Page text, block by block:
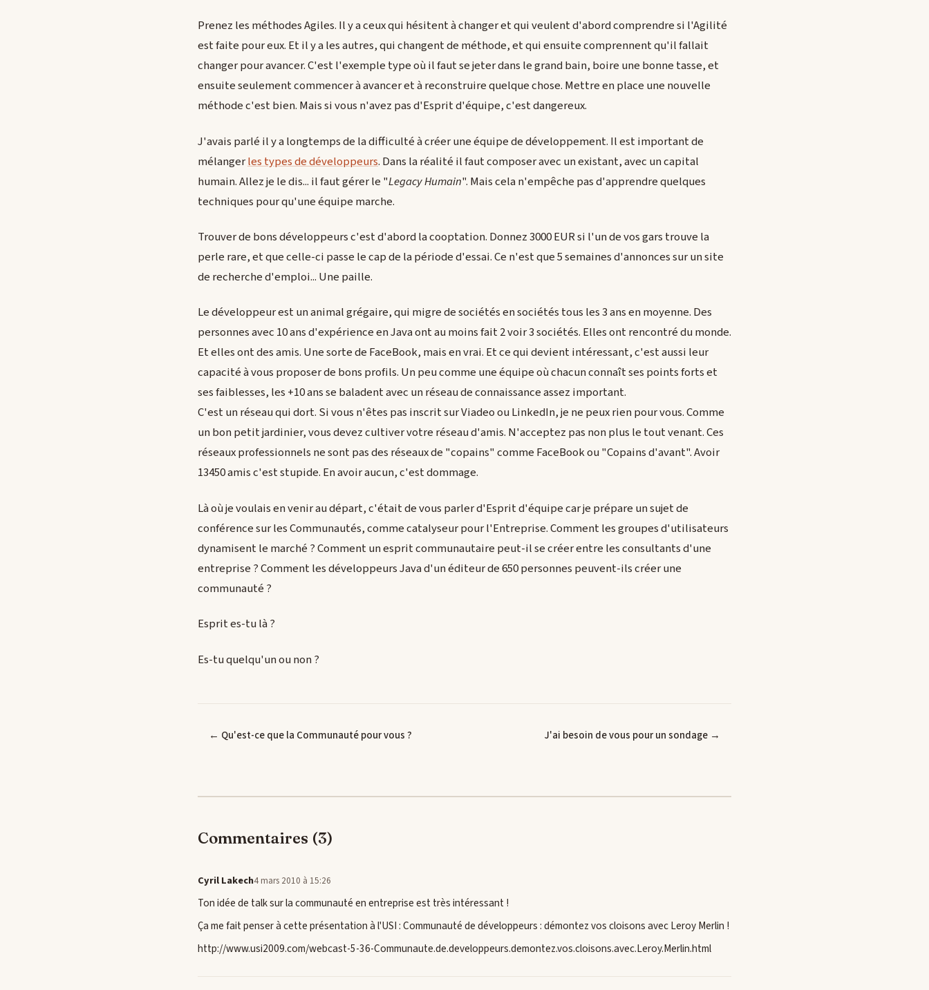
Prenez les méthodes Agiles. Il y a ceux qui hésitent à changer et qui veulent d'abord comprendre si l'Agilité
est faite pour eux. Et il y a les autres, qui changent de méthode, et qui ensuite comprennent qu'il fallait
changer pour avancer. C'est l'exemple type où il faut se jeter dans le grand bain, boire une bonne tasse, et
ensuite seulement commencer à avancer et à reconstruire quelque chose. Mettre en place une nouvelle
méthode c'est bien. Mais si vous n'avez pas d'Esprit d'équipe, c'est dangereux.
J'avais parlé il y a longtemps de la difficulté à créer une équipe de développement. Il est important de
mélangerles types de développeurs. Dans la réalité il faut composer avec un existant, avec un capital
humain. Allez je le dis... il faut gérer le "Legacy Humain". Mais cela n'empêche pas d'apprendre quelques
techniques pour qu'une équipe marche.
Trouver de bons développeurs c'est d'abord la cooptation. Donnez 3000 EUR si l'un de vos gars trouve la
perle rare, et que celle-ci passe le cap de la période d'essai. Ce n'est que 5 semaines d'annonces sur un site
de recherche d'emploi... Une paille.
Le développeur est un animal grégaire, qui migre de sociétés en sociétés tous les 3 ans en moyenne. Des
personnes avec 10 ans d'expérience en Java ont au moins fait 2 voir 3 sociétés. Elles ont rencontré du monde.
Et elles ont des amis. Une sorte de FaceBook, mais en vrai. Et ce qui devient intéressant, c'est aussi leur
capacité à vous proposer de bons profils. Un peu comme une équipe où chacun connaît ses points forts et
ses faiblesses, les +10 ans se baladent avec un réseau de connaissance assez important.
C'est un réseau qui dort. Si vous n'êtes pas inscrit sur Viadeo ou LinkedIn, je ne peux rien pour vous. Comme
un bon petit jardinier, vous devez cultiver votre réseau d'amis. N'acceptez pas non plus le tout venant. Ces
réseaux professionnels ne sont pas des réseaux de "copains" comme FaceBook ou "Copains d'avant". Avoir
13450 amis c'est stupide. En avoir aucun, c'est dommage.
Là où je voulais en venir au départ, c'était de vous parler d'Esprit d'équipe car je prépare un sujet de
conférence sur les Communautés, comme catalyseur pour l'Entreprise. Comment les groupes d'utilisateurs
dynamisent le marché ? Comment un esprit communautaire peut-il se créer entre les consultants d'une
entreprise ? Comment les développeurs Java d'un éditeur de 650 personnes peuvent-ils créer une
communauté ?
Esprit es-tu là ?
Es-tu quelqu'un ou non ?
← Qu'est-ce que la Communauté pour vous ? J'ai besoin de vous pour un sondage →
Commentaires (3)
Cyril Lakech4 mars 2010 à 15:26
Ton idée de talk sur la communauté en entreprise est très intéressant !
Ça me fait penser à cette présentation à l'USI : Communauté de développeurs : démontez vos cloisons avec Leroy Merlin !
http://www.usi2009.com/webcast-5-36-Communaute.de.developpeurs.demontez.vos.cloisons.avec.Leroy.Merlin.html